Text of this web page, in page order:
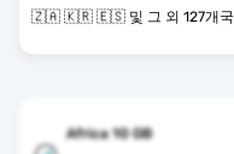
🇿🇦 🇰🇷 🇪🇸 및 그 외 127개국
Africa 10 GB